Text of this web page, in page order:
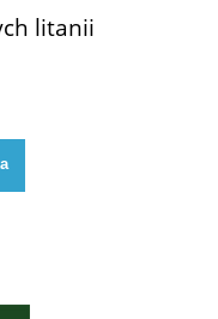
litanii